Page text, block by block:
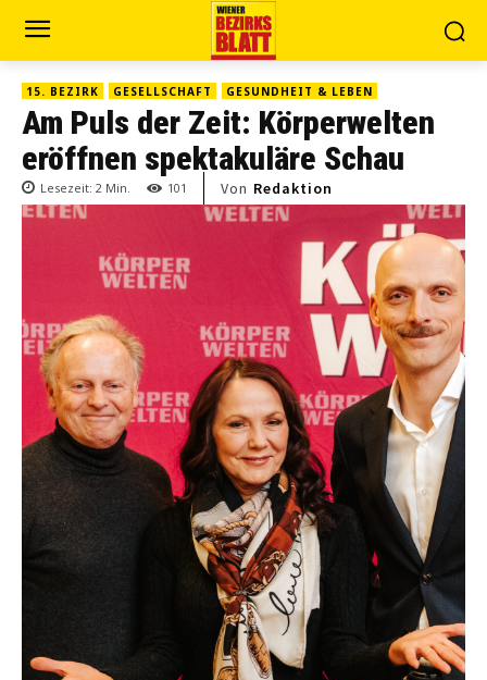
15. BEZIRK GESELLSCHAFT GESUNDHEIT & LEBEN
Am Puls der Zeit: Körperwelten
eröffnen spektakuläre Schau
Lesezeit: 2 Min. 101 Von Redaktion